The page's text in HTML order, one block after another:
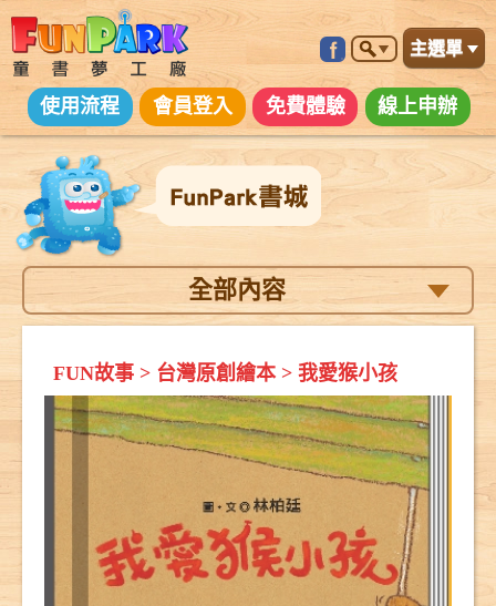
主選單
線上申辦
免費體驗
會員登入
使用流程
全部內容
FUN故事> 台灣原創繪本> 我愛猴小孩